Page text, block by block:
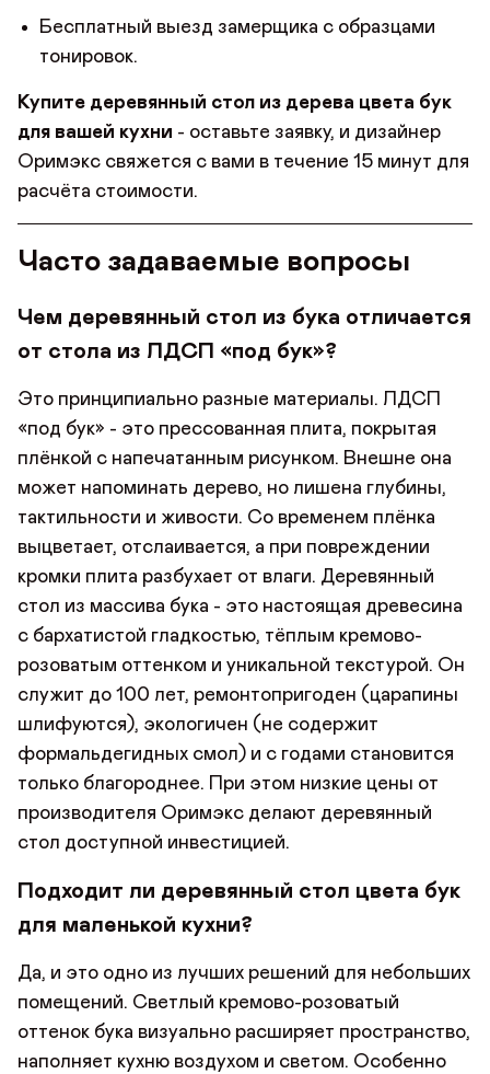
Бесплатный выезд замерщика с образцами
тонировок.
Купите деревянный стол из дерева цвета бук
для вашей кухни - оставьте заявку, и дизайнер
Оримэкс свяжется с вами в течение 15 минут для
расчёта стоимости.
Часто задаваемые вопросы
Чем деревянный стол из бука отличается
от стола из ЛДСП «под бук»?
Это принципиально разные материалы. ЛДСП
«под бук» - это прессованная плита, покрытая
плёнкой с напечатанным рисунком. Внешне она
может напоминать дерево, но лишена глубины,
тактильности и живости. Со временем плёнка
выцветает, отслаивается, а при повреждении
кромки плита разбухает от влаги. Деревянный
стол из массива бука - это настоящая древесина
с бархатистой гладкостью, тёплым кремово-
розоватым оттенком и уникальной текстурой. Он
служит до 100 лет, ремонтопригоден (царапины
шлифуются), экологичен (не содержит
формальдегидных смол) и с годами становится
только благороднее. При этом низкие цены от
производителя Оримэкс делают деревянный
стол доступной инвестицией.
Подходит ли деревянный стол цвета бук
для маленькой кухни?
Да, и это одно из лучших решений для небольших
помещений. Светлый кремово-розоватый
оттенок бука визуально расширяет пространство,
наполняет кухню воздухом и светом. Особенно